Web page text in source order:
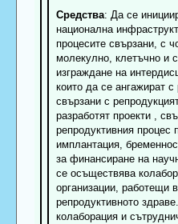
Средства: Да се
национална
процесите свързани, с
молекулно, клетъчно и
изграждане на
които да се ангажират
свързани с
разработят проекти ,
репродуктивния процес
имплантация,
за финансиране на
се осъществява
организации, работещи
репродуктивното
колаборация и